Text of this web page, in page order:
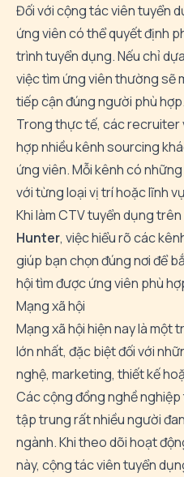
Đốivớicộngtácviêntuyển
ứngviêncóthểquyếtđịnh
trìnhtuyểndụng.Nếuchỉdựa
việctìm ứngviênthườngsẽ
tiếpcậnđúngngười phùhợp.
Trongthựctế, cácrecruiter
hợpnhiềukênhsourcing
ứngviên.Mỗikênhcónhững
vớitừngloạivịtríhoặclĩnh
KhilàmCTVtuyểndụngtrên
Hunter, việchiểurõcác
giúp bạnchọnđúngnơiđể
hộitìmđượcứngviên phù
Mạngxãhội
Mạngxãhộihiệnnaylàmột
lớnnhất, đặcbiệtđốivới
nghệ, marketing, thiếtkế
Cáccộngđồngnghềnghiệp
tậptrungrấtnhiềungười
ngành.Khitheodõihoạt
này, cộngtácviêntuyển